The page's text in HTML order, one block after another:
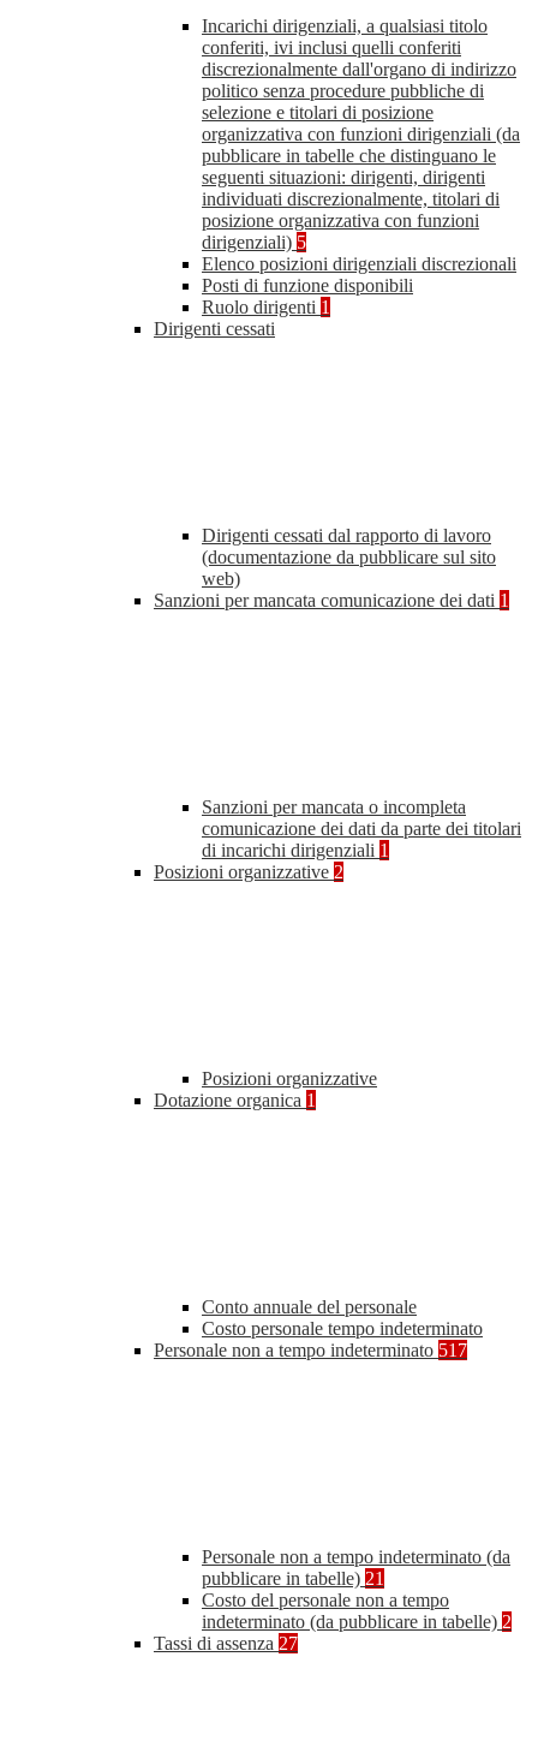
Incarichi dirigenziali, a qualsiasi titolo
conferiti, ivi inclusi quelli conferiti
discrezionalmente dall'organo di indirizzo
politico senza procedure pubbliche di
selezione e titolari di posizione
organizzativa con funzioni dirigenziali (da
pubblicare in tabelle che distinguano le
seguenti situazioni: dirigenti, dirigenti
individuati discrezionalmente, titolari di
posizione organizzativa con funzioni
dirigenziali) 5
Elenco posizioni dirigenziali discrezionali
Posti di funzione disponibili
Ruolo dirigenti 1
Dirigenti cessati
Dirigenti cessati dal rapporto di lavoro
(documentazione da pubblicare sul sito
web)
Sanzioni per mancata comunicazione dei dati 1
Sanzioni per mancata o incompleta
comunicazione dei dati da parte dei titolari
di incarichi dirigenziali 1
Posizioni organizzative 2
Posizioni organizzative
Dotazione organica 1
Conto annuale del personale
Costo personale tempo indeterminato
Personale non a tempo indeterminato 517
Personale non a tempo indeterminato (da
pubblicare in tabelle) 21
Costo del personale non a tempo
indeterminato (da pubblicare in tabelle) 2
Tassi di assenza 27